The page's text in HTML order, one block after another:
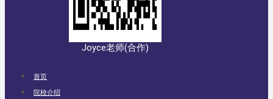
Joyce老师(合作)
首页
院校介绍